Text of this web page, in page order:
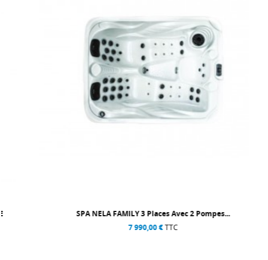
SPA NELA FAMILY 3 Places Avec 2 Pompes...
7 990,00 €TTC